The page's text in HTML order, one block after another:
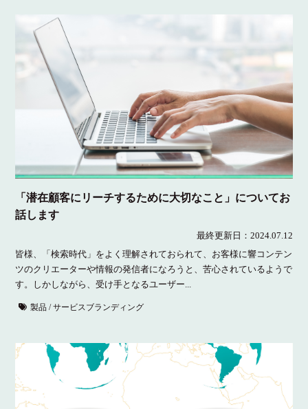
「潜在顧客にリーチするために大切なこと」についてお
話します
最終更新日： 2024.07.12
皆様、「検索時代」をよく理解されておられて、お客様に響コンテン
ツのクリエーターや情報の発信者になろうと、苦心されているようで
す。しかしながら、受け手となるユーザー...
製品 / サービスブランディング